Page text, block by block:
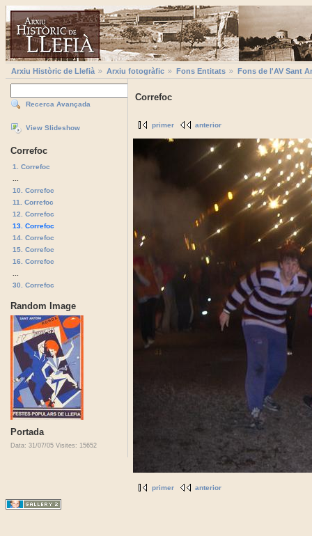
Arxiu Històric de Llefià Arxiu fotogràfic Fons Entitats Fons de l'AV Sant
Recerca Avançada
View Slideshow
Correfoc
1. Correfoc
10. Correfoc
11. Correfoc
12. Correfoc
13. Correfoc
14. Correfoc
15. Correfoc
16. Correfoc
30. Correfoc
Random Image
Portada
Data: 31/07/05 Visites: 15652
Correfoc
primer anterior
primer anterior